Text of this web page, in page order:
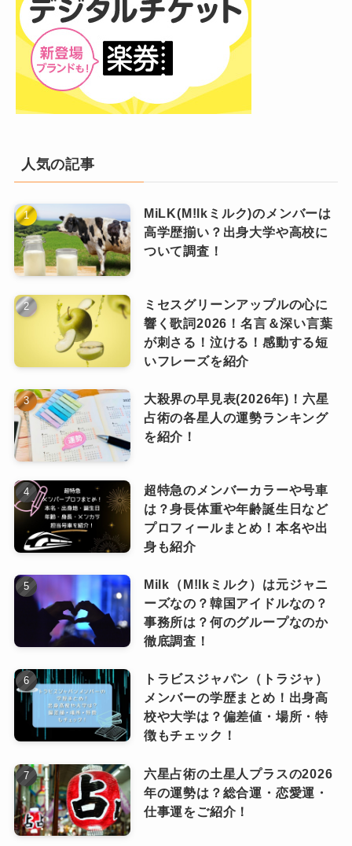
人気の記事
MiLK(M!lkミルク)のメンバーは
高学歴揃い？出身大学や高校に
ついて調査！
ミセスグリーンアップルの心に
響く歌詞2026！名言＆深い言葉
が刺さる！泣ける！感動する短
いフレーズを紹介
大殺界の早見表(2026年)！六星
占術の各星人の運勢ランキング
を紹介！
超特急のメンバーカラーや号車
は？身長体重や年齢誕生日など
プロフィールまとめ！本名や出
身も紹介
Milk（M!lkミルク）は元ジャニ
ーズなの？韓国アイドルなの？
事務所は？何のグループなのか
徹底調査！
トラビスジャパン（トラジャ）
メンバーの学歴まとめ！出身高
校や大学は？偏差値・場所・特
徴もチェック！
六星占術の土星人プラスの2026
年の運勢は？総合運・恋愛運・
仕事運をご紹介！